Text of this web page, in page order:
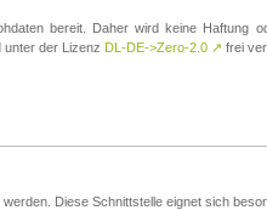
bereit. Daher wird keine Haftung
unter der Lizenz DL-DE->Zero-2.0 ↗ frei
Diese Schnittstelle eignet sich